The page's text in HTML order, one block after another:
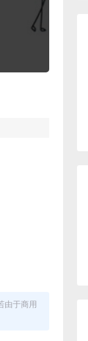
由于商用